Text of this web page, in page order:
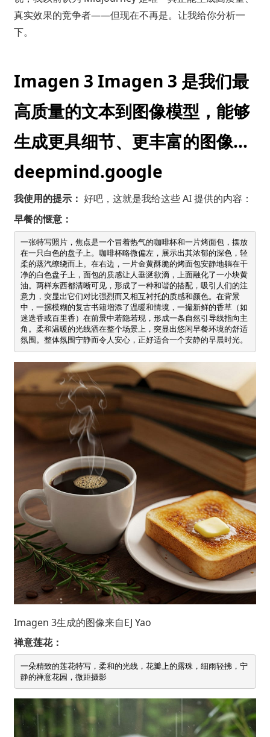
真实效果的竞争者——但现在不再是。让我给你分析一
下。
Imagen 3 Imagen 3 是我们最
高质量的文本到图像模型，能够
生成更具细节、更丰富的图像…
deepmind.google
我使用的提示： 好吧，这就是我给这些 AI 提供的内容：
早餐的惬意：
一张特写照片，焦点是一个冒着热气的咖啡杯和一片烤面包，摆放
在一只白色的盘子上。咖啡杯略微偏左，展示出其浓郁的深色，轻
柔的蒸汽缭绕而上。在右边，一片金黄酥脆的烤面包安静地躺在干
净的白色盘子上，面包的质感让人垂涎欲滴，上面融化了一小块黄
油。两样东西都清晰可见，形成了一种和谐的搭配，吸引人们的注
意力，突显出它们对比强烈而又相互衬托的质感和颜色。在背景
中，一摞模糊的复古书籍增添了温暖和情境，一撮新鲜的香草（如
迷迭香或百里香）在前景中若隐若现，形成一条自然引导线指向主
角。柔和温暖的光线洒在整个场景上，突显出悠闲早餐环境的舒适
氛围。整体氛围宁静而令人安心，正好适合一个安静的早晨时光。
Imagen 3生成的图像来自EJ Yao
禅意莲花：
一朵精致的莲花特写，柔和的光线，花瓣上的露珠，细雨轻拂，宁
静的禅意花园，微距摄影